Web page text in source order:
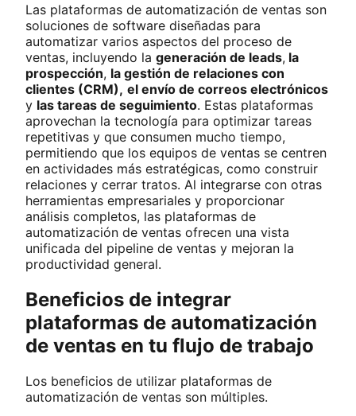
Las plataformas de automatización de ventas son
soluciones de software diseñadas para
automatizar varios aspectos del proceso de
ventas, incluyendo la generación de leads, la
prospección, la gestión de relaciones con
clientes (CRM), el envío de correos electrónicos
y las tareas de seguimiento. Estas plataformas
aprovechan la tecnología para optimizar tareas
repetitivas y que consumen mucho tiempo,
permitiendo que los equipos de ventas se centren
en actividades más estratégicas, como construir
relaciones y cerrar tratos. Al integrarse con otras
herramientas empresariales y proporcionar
análisis completos, las plataformas de
automatización de ventas ofrecen una vista
unificada del pipeline de ventas y mejoran la
productividad general.
Beneficios de integrar
plataformas de automatización
de ventas en tu flujo de trabajo
Los beneficios de utilizar plataformas de
automatización de ventas son múltiples.